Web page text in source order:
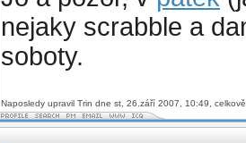
nejaky scrabble a
soboty.
Naposledy upravil Trin dne st, 26.září 2007, 10:49,